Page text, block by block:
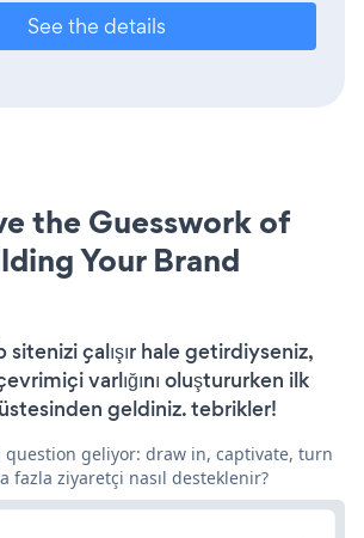
See the details
the Guesswork of
Your Brand
çalışır hale getirdiyseniz,
varlığını oluştururken ilk
geldiniz. tebrikler!
question geliyor: draw in, captivate, turn
fazla ziyaretçi nasıl desteklenir?